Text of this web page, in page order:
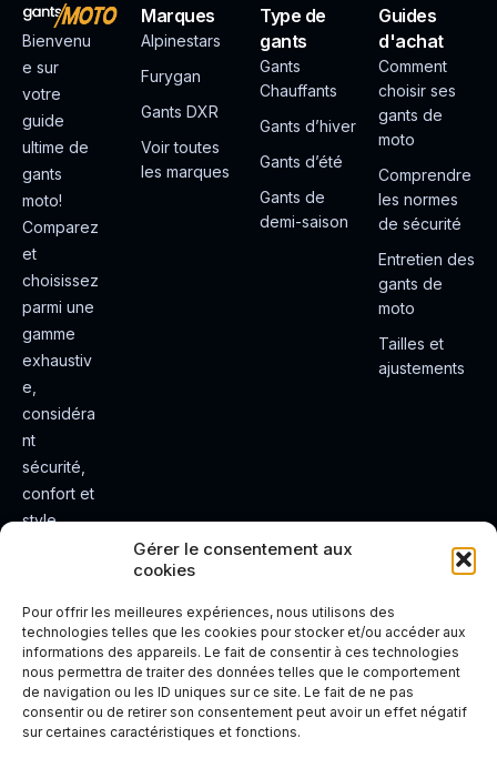
Gérer le consentement aux
cookies
Pour offrir les meilleures expériences, nous utilisons des
technologies telles que les cookies pour stocker et/ou accéder aux
informations des appareils. Le fait de consentir à ces technologies
nous permettra de traiter des données telles que le comportement
de navigation ou les ID uniques sur ce site. Le fait de ne pas
consentir ou de retirer son consentement peut avoir un effet négatif
sur certaines caractéristiques et fonctions.
Bienvenu
e sur
votre
guide
ultime de
gants
moto!
Comparez
et
choisissez
parmi une
gamme
exhaustiv
e,
considéra
nt
sécurité,
confort et
style.
e de
conduite
plus sûre
et plus
agréable.
Marques
Alpinestars
Furygan
Gants DXR
Voir toutes
les marques
Type de
gants
Gants
Chauffants
Gants d’hiver
Gants d’été
Gants de
demi-saison
Guides
d'achat
Comment
choisir ses
gants de
moto
Comprendre
les normes
de sécurité
Entretien des
gants de
moto
Tailles et
ajustements